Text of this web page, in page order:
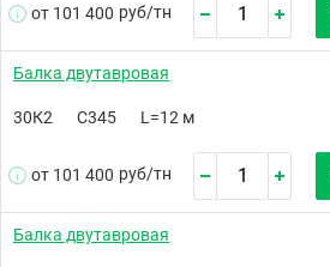
от 101 400 руб/тн
Балка двутавровая
30К2 С345 L=12 м
от 101 400 руб/тн
Балка двутавровая